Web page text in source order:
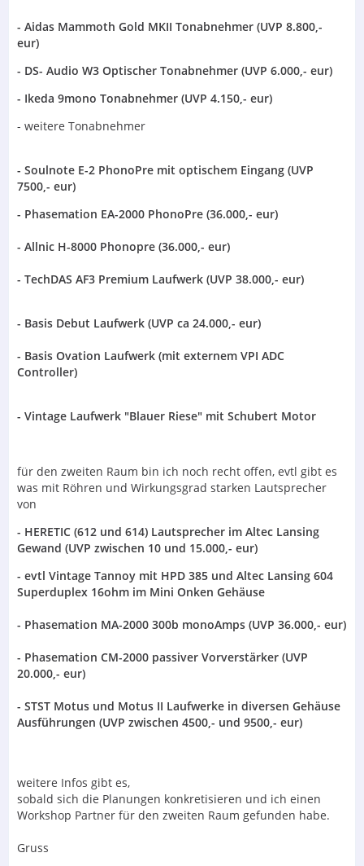
- Aidas Mammoth Gold MKII Tonabnehmer (UVP 8.800,-
eur)
- DS- Audio W3 Optischer Tonabnehmer (UVP 6.000,- eur)
- Ikeda 9mono Tonabnehmer (UVP 4.150,- eur)
- weitere Tonabnehmer
- Soulnote E-2 PhonoPre mit optischem Eingang (UVP
7500,- eur)
- Phasemation EA-2000 PhonoPre (36.000,- eur)
- Allnic H-8000 Phonopre (36.000,- eur)
- TechDAS AF3 Premium Laufwerk (UVP 38.000,- eur)
- Basis Debut Laufwerk (UVP ca 24.000,- eur)
- Basis Ovation Laufwerk (mit externem VPI ADC
Controller)
- Vintage Laufwerk "Blauer Riese" mit Schubert Motor
für den zweiten Raum bin ich noch recht offen, evtl gibt es
was mit Röhren und Wirkungsgrad starken Lautsprecher
von
- HERETIC (612 und 614) Lautsprecher im Altec Lansing
Gewand (UVP zwischen 10 und 15.000,- eur)
- evtl Vintage Tannoy mit HPD 385 und Altec Lansing 604
Superduplex 16ohm im Mini Onken Gehäuse
- Phasemation MA-2000 300b monoAmps (UVP 36.000,- eur)
- Phasemation CM-2000 passiver Vorverstärker (UVP
20.000,- eur)
- STST Motus und Motus II Laufwerke in diversen Gehäuse
Ausführungen (UVP zwischen 4500,- und 9500,- eur)
weitere Infos gibt es,
sobald sich die Planungen konkretisieren und ich einen
Workshop Partner für den zweiten Raum gefunden habe.
Gruss